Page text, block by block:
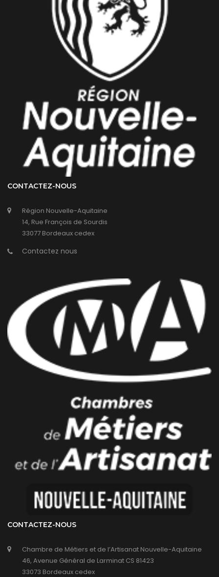
CONTACTEZ-NOUS
Région Nouvelle-Aquitaine
14, Rue François de Sourdis
33077 Bordeaux cedex
Contactez nous
CONTACTEZ-NOUS
Chambre de Métiers et de l’Artisanat Nouvelle-Aquitaine
46, Avenue Général de Larminat CS 81423
33073 Bordeaux cedex